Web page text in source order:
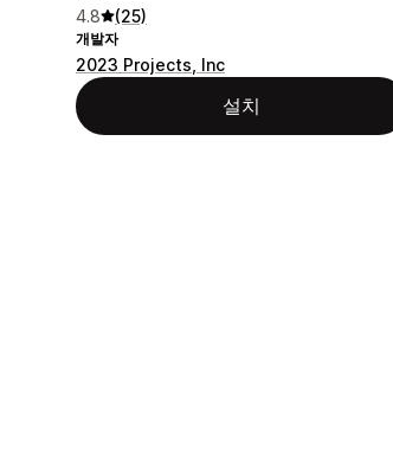
4.8 (25)
개발자
2023 Projects, Inc
설치